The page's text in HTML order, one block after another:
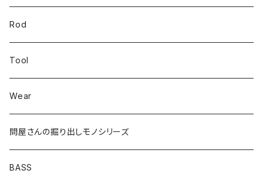
Bスネイクinch
Lvリーチ75
Luckyワームシリーズ
U4シンカー
Rod
Tool
Wear
問屋さんの掘り出しモノシリーズ
BASS